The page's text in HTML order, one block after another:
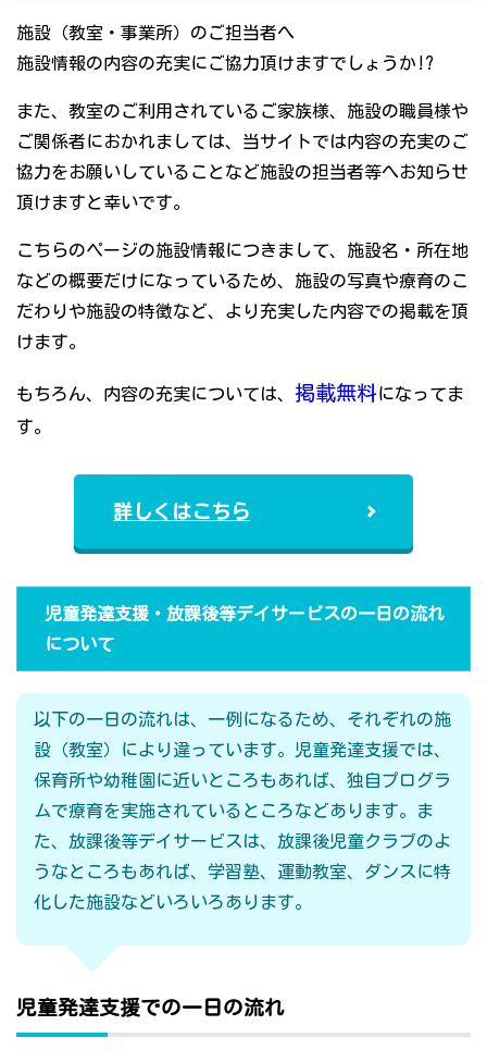
施設（教室・事業所）のご担当者へ
施設情報の内容の充実にご協力頂けますでしょうか!?
また、教室のご利用されているご家族様、施設の職員様や
ご関係者におかれましては、当サイトでは内容の充実のご
協力をお願いしていることなど施設の担当者等へお知らせ
頂けますと幸いです。
こちらのページの施設情報につきまして、施設名・所在地
などの概要だけになっているため、施設の写真や療育のこ
だわりや施設の特徴など、より充実した内容での掲載を頂
けます。
もちろん、内容の充実については、 掲載無料になってま
す。
詳しくはこちら
児童発達支援・放課後等デイサービスの一日の流れ
について
以下の一日の流れは、一例になるため、それぞれの施
設（教室）により違っています。児童発達支援では、
保育所や幼稚園に近いところもあれば、独自プログラ
ムで療育を実施されているところなどあります。ま
た、放課後等デイサービスは、放課後児童クラブのよ
うなところもあれば、学習塾、運動教室、ダンスに特
化した施設などいろいろあります。
児童発達支援での一日の流れ